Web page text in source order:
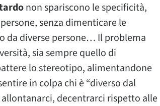
non spariscono le specificità,
senza dimenticare le
da diverse persone… Il problema
sia sempre quello di
lo stereotipo, alimentandone
in colpa chi è “diverso dal
allontanarci, decentrarci rispetto alle